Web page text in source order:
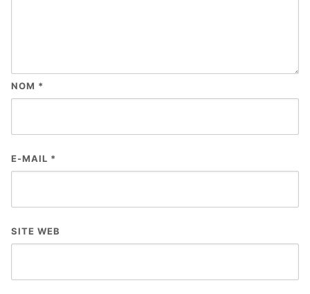
NOM *
E-MAIL *
SITE WEB